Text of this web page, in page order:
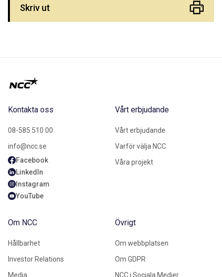
Skriv ut
Kontakta oss
08-585 510 00
info@ncc.se
Facebook
LinkedIn
Instagram
YouTube
Vårt erbjudande
Vårt erbjudande
Varför välja NCC
Våra projekt
Om NCC
Hållbarhet
Investor Relations
Media
Övrigt
Om webbplatsen
Om GDPR
NCC i Sociala Medier